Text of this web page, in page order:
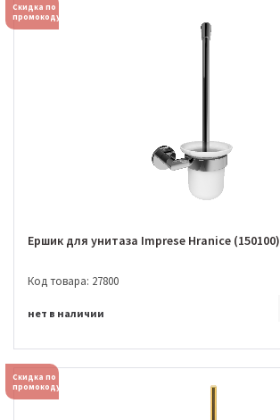
Скидка по
промокоду
Ершик для унитаза Imprese Hranice (150100)
Код товара: 27800
нет в наличии
Скидка по
промокоду